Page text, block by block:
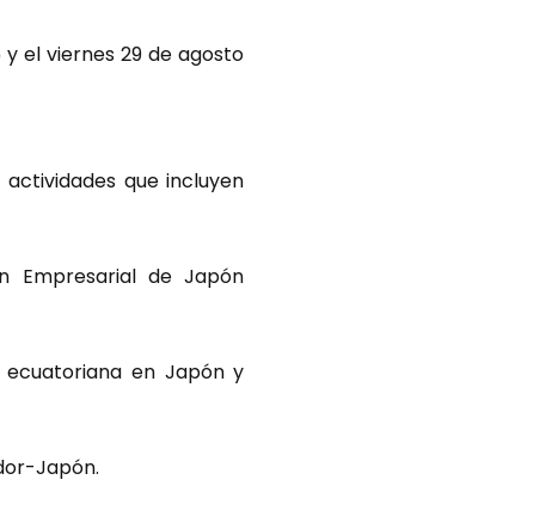
el viernes 29 de agosto
que incluyen
Empresarial de Japón
en Japón y
Japón.